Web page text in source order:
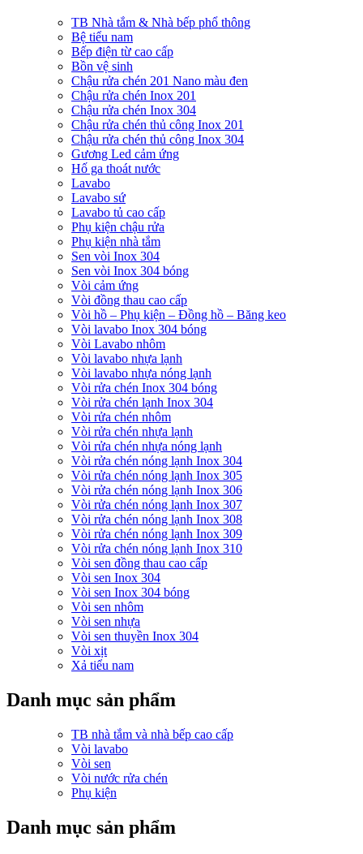
TB Nhà tắm & Nhà bếp phổ thông
Bệ tiểu nam
Bếp điện từ cao cấp
Bồn vệ sinh
Chậu rửa chén 201 Nano màu đen
Chậu rửa chén Inox 201
Chậu rửa chén Inox 304
Chậu rửa chén thủ công Inox 201
Chậu rửa chén thủ công Inox 304
Gương Led cảm ứng
Hố ga thoát nước
Lavabo
Lavabo sứ
Lavabo tủ cao cấp
Phụ kiện chậu rửa
Phụ kiện nhà tắm
Sen vòi Inox 304
Sen vòi Inox 304 bóng
Vòi cảm ứng
Vòi đồng thau cao cấp
Vòi hồ – Phụ kiện – Đồng hồ – Băng keo
Vòi lavabo Inox 304 bóng
Vòi Lavabo nhôm
Vòi lavabo nhựa lạnh
Vòi lavabo nhựa nóng lạnh
Vòi rửa chén Inox 304 bóng
Vòi rửa chén lạnh Inox 304
Vòi rửa chén nhôm
Vòi rửa chén nhựa lạnh
Vòi rửa chén nhựa nóng lạnh
Vòi rửa chén nóng lạnh Inox 304
Vòi rửa chén nóng lạnh Inox 305
Vòi rửa chén nóng lạnh Inox 306
Vòi rửa chén nóng lạnh Inox 307
Vòi rửa chén nóng lạnh Inox 308
Vòi rửa chén nóng lạnh Inox 309
Vòi rửa chén nóng lạnh Inox 310
Vòi sen đồng thau cao cấp
Vòi sen Inox 304
Vòi sen Inox 304 bóng
Vòi sen nhôm
Vòi sen nhựa
Vòi sen thuyền Inox 304
Vòi xịt
Xả tiểu nam
Danh mục sản phẩm
TB nhà tắm và nhà bếp cao cấp
Vòi lavabo
Vòi sen
Vòi nước rửa chén
Phụ kiện
Danh mục sản phẩm